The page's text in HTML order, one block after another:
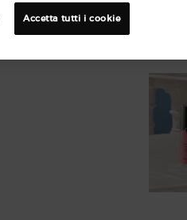
Accetta tutti i cookie